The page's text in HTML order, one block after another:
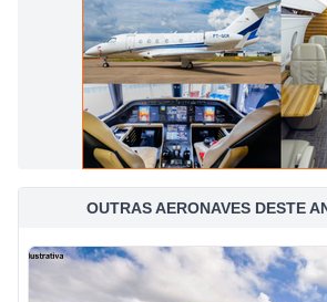
OUTRAS AERONAVES DESTE